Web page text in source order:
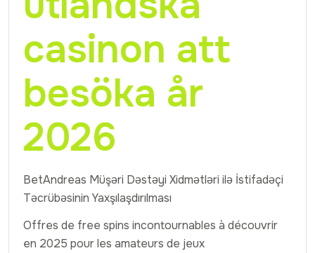
casinon att
besöka år
2026
BetAndreas Müşəri Dəstəyi Xidmətləri ilə İstifadəçi
Təcrübəsinin Yaxşılaşdırılması
Offres de free spins incontournables à découvrir
en 2025 pour les amateurs de jeux